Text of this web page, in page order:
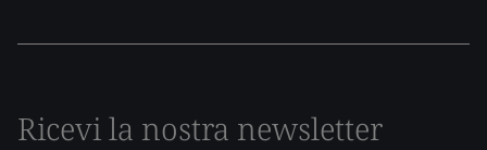
Ricevi la nostra newsletter